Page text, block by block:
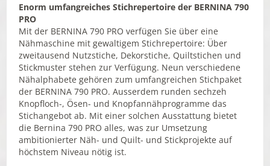
Enorm umfangreiches Stichrepertoire der BERNINA 790
PRO
Mit der BERNINA 790 PRO verfügen Sie über eine
Nähmaschine mit gewaltigem Stichrepertoire: Über
zweitausend Nutzstiche, Dekorstiche, Quiltstichen und
Stickmuster stehen zur Verfügung. Neun verschiedene
Nähalphabete gehören zum umfangreichen Stichpaket
der BERNINA 790 PRO. Ausserdem runden sechzeh
Knopfloch-, Ösen- und Knopfannähprogramme das
Stichangebot ab. Mit einer solchen Ausstattung bietet
die Bernina 790 PRO alles, was zur Umsetzung
ambitionierter Näh- und Quilt- und Stickprojekte auf
höchstem Niveau nötig ist.